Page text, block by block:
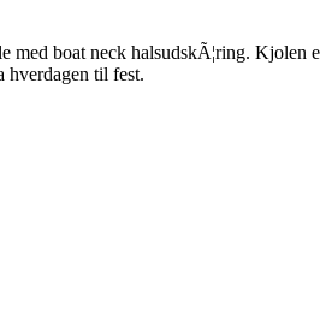
boat neck halsudskÃ¦ring. Kjolen
hverdagen til fest.